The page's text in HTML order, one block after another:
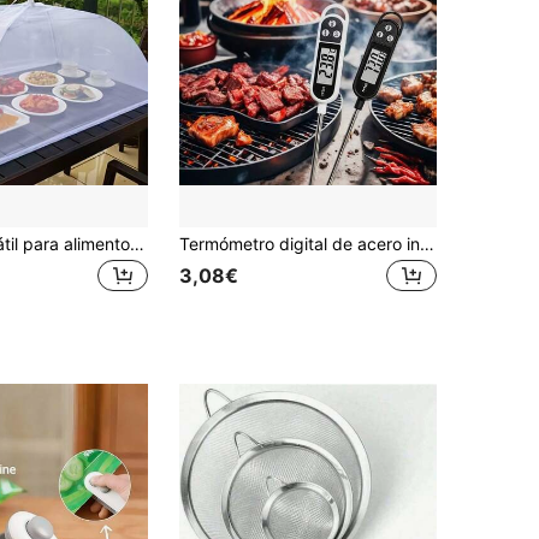
Cubierta portátil para alimentos - Carpa de malla blanca grande, plegable y lavable, ideal para picnics al aire libre, barbacoas y fiestas, a prueba de insectos, adecuada para el desayuno, comida de fiesta, diseño de malla transparente Termómetro digital de acero inoxidable con sonda larga, apto para asar a la parrilla, medir temperatura de leche en polvo y ambiente - Con pantalla LCD, batería incluida, termómetro de alimentos
3,08€